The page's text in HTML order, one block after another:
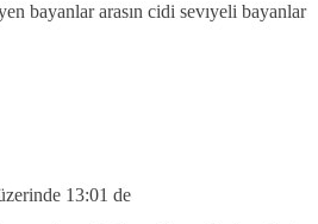
bayanlar arasın cidi sevıyeli bayanlar
13:01 de